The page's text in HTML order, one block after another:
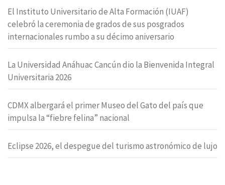
El Instituto Universitario de Alta Formación (IUAF)
celebró la ceremonia de grados de sus posgrados
internacionales rumbo a su décimo aniversario
La Universidad Anáhuac Cancún dio la Bienvenida Integral
Universitaria 2026
CDMX albergará el primer Museo del Gato del país que
impulsa la “fiebre felina” nacional
Eclipse 2026, el despegue del turismo astronómico de lujo